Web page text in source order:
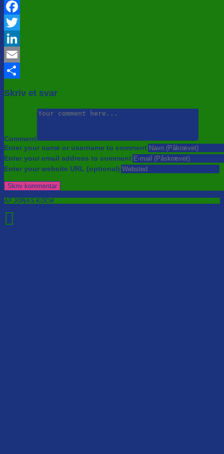
Facebook
Twitter
LinkedIn
Email
Skriv et svar
Comment
Enter your name or username to comment
Enter your email address to comment
Enter your website URL (optional)
AF JONAS KOCH